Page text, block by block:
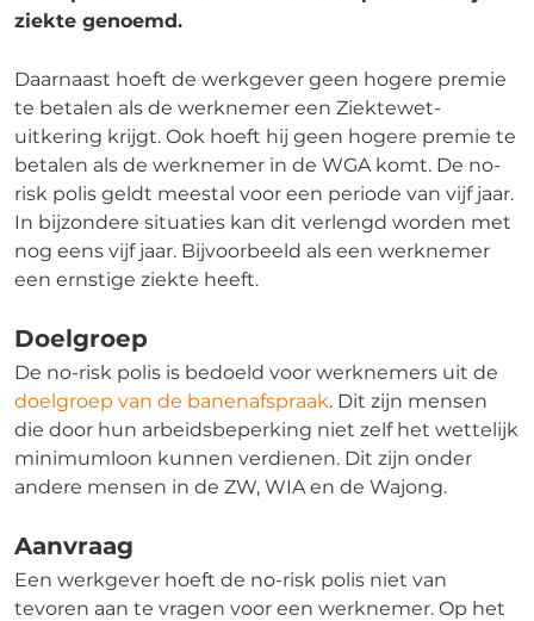
ziekte genoemd.
Daarnaast hoeft de werkgever geen hogere premie
te betalen als de werknemer een Ziektewet-
uitkering krijgt. Ook hoeft hij geen hogere premie te
betalen als de werknemer in de WGA komt. De no-
risk polis geldt meestal voor een periode van vijf jaar.
In bijzondere situaties kan dit verlengd worden met
nog eens vijf jaar. Bijvoorbeeld als een werknemer
een ernstige ziekte heeft.
Doelgroep
De no-risk polis is bedoeld voor werknemers uit de
doelgroep van de banenafspraak. Dit zijn mensen
die door hun arbeidsbeperking niet zelf het wettelijk
minimumloon kunnen verdienen. Dit zijn onder
andere mensen in de ZW, WIA en de Wajong.
Aanvraag
Een werkgever hoeft de no-risk polis niet van
tevoren aan te vragen voor een werknemer. Op het